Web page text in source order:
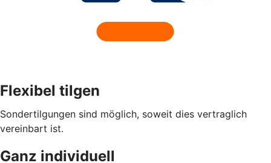
Flexibel tilgen
Sondertilgungen sind möglich, soweit dies vertraglich
vereinbart ist.
Ganz individuell